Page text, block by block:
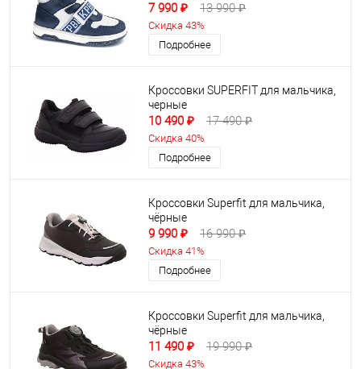
7 990 ₽ 13 990 ₽
Скидка 43%
Подробнее
Кроссовки SUPERFIT для мальчика,
черные
10 490 ₽ 17 490 ₽
Скидка 40%
Подробнее
Кроссовки Superfit для мальчика,
чёрные
9 990 ₽ 16 990 ₽
Скидка 41%
Подробнее
Кроссовки Superfit для мальчика,
чёрные
11 490 ₽ 19 990 ₽
Скидка 43%